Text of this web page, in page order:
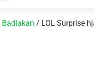
Badlakan / LOL Surprise